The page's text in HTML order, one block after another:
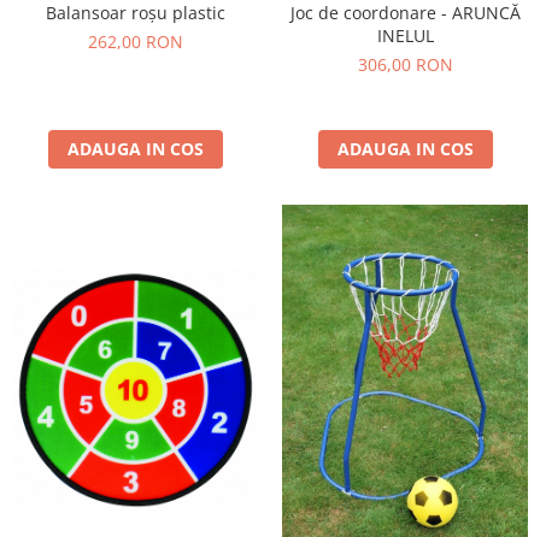
Balansoar roșu plastic
262,00 RON
ADAUGA IN COS
Joc de coordonare - ARUNCĂ
INELUL
306,00 RON
ADAUGA IN COS